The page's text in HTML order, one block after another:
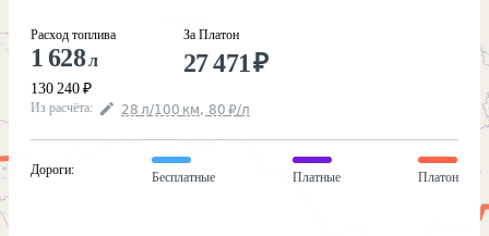
Расход топлива
1 628л
130 240 ₽
За Платон
27 471₽
Из расчёта: 28 л/100 км, 80 ₽/л
Дороги:
Бесплатные Платные Платон